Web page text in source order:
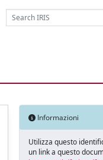
Informazioni
Utilizza questo
un link a questo